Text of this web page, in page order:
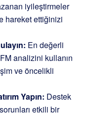
iyileştirmeler
hareket ettiğinizi
En değerli
analizini kullanın
ve öncelikli
Yapın: Destek
etkili bir